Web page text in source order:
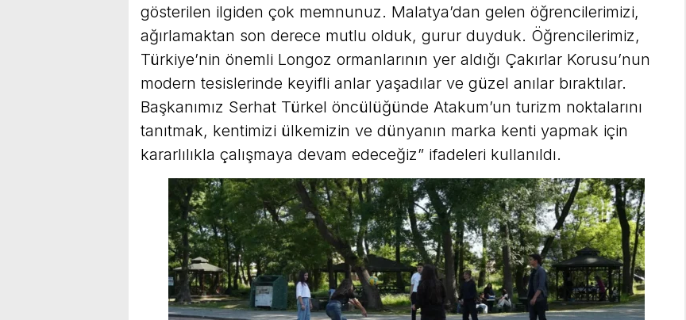
gösterilen ilgiden çok memnunuz. Malatya’dan gelen öğrencilerimizi,
ağırlamaktan son derece mutlu olduk, gurur duyduk. Öğrencilerimiz,
Türkiye’nin önemli Longoz ormanlarının yer aldığı Çakırlar Korusu’nun
modern tesislerinde keyifli anlar yaşadılar ve güzel anılar bıraktılar.
Başkanımız Serhat Türkel öncülüğünde Atakum’un turizm noktalarını
tanıtmak, kentimizi ülkemizin ve dünyanın marka kenti yapmak için
kararlılıkla çalışmaya devam edeceğiz” ifadeleri kullanıldı.